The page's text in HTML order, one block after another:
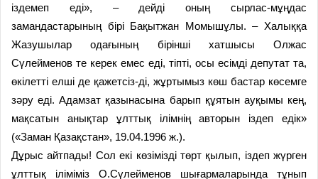
іздемеп еді», – дейді оның сырлас-мұңдас
замандастарының бірі Бақытжан Момышұлы. – Халыққа
Жазушылар одағының бірінші хатшысы Олжас
Сүлейменов те керек емес еді, тіпті, осы есімді депутат та,
өкілетті елші де қажетсіз-ді, жұртымыз көш бастар көсемге
зәру еді. Адамзат қазынасына барып құятын ауқымы кең,
мақсатын анықтар ұлттық ілімнің авторын іздеп едік»
(«Заман Қазақстан», 19.04.1996 ж.).
Дұрыс айтпады! Сол екі көзімізді төрт қылып, іздеп жүрген
ұлттық іліміміз О.Сүлейменов шығармаларында тұнып